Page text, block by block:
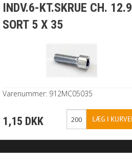
INDV.6-KT.SKRUE CH. 12.9
SORT 5 X 35
Varenummer: 912MC05035
1,15 DKK